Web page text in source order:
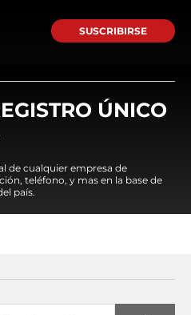
SUSCRIBIRSE
ÚNICO
de cualquier empresa de
teléfono, y mas en la base de
país.